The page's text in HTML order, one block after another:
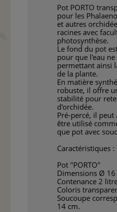
Pot PORTO
pour les
et autres
racines avec
photosynthèse.
Le fond du pot
pour que l'eau
permettant ainsi
de la plante.
En matière
robuste, il offre
stabilité pour
d'orchidée.
Pré-percé, il peut
être utilisé
que pot avec
Caractéristiques :
Pot "PORTO"
Dimensions Ø
Contenance 2
Coloris
Soucoupe
14 cm.